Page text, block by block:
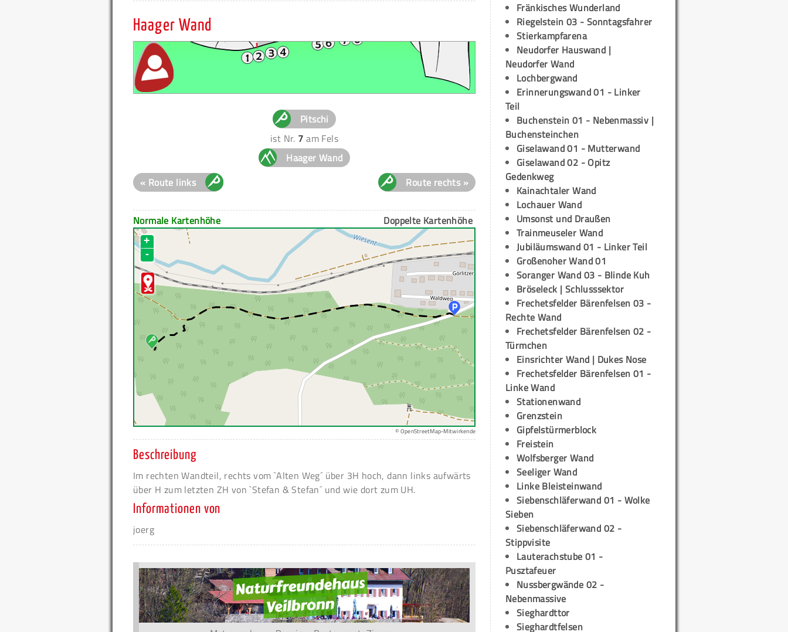
Haager Wand
Pitschi
ist Nr. 7 am Fels
Haager Wand
« Route links
Route rechts »
Normale Kartenhöhe Doppelte Kartenhöhe
+
-
© OpenStreetMap-Mitwirkende
Beschreibung
Im rechten Wandteil, rechts vom `Alten Weg´ über 3H hoch, dann links aufwärts
über H zum letzten ZH von `Stefan & Stefan´ und wie dort zum UH.
Informationen von
joerg
Fränkisches Wunderland
Riegelstein 03 - Sonntagsfahrer
Stierkampfarena
Neudorfer Hauswand |
Neudorfer Wand
Lochbergwand
Erinnerungswand 01 - Linker
Teil
Buchenstein 01 - Nebenmassiv |
Buchensteinchen
Giselawand 01 - Mutterwand
Giselawand 02 - Opitz
Gedenkweg
Kainachtaler Wand
Lochauer Wand
Umsonst und Draußen
Trainmeuseler Wand
Jubiläumswand 01 - Linker Teil
Großenoher Wand 01
Soranger Wand 03 - Blinde Kuh
Bröseleck | Schlusssektor
Frechetsfelder Bärenfelsen 03 -
Rechte Wand
Frechetsfelder Bärenfelsen 02 -
Türmchen
Einsrichter Wand | Dukes Nose
Frechetsfelder Bärenfelsen 01 -
Linke Wand
Stationenwand
Grenzstein
Gipfelstürmerblock
Freistein
Wolfsberger Wand
Seeliger Wand
Linke Bleisteinwand
Siebenschläferwand 01 - Wolke
Sieben
Siebenschläferwand 02 -
Stippvisite
Lauterachstube 01 -
Pusztafeuer
Nussbergwände 02 -
Nebenmassive
Sieghardttor
Sieghardtfelsen